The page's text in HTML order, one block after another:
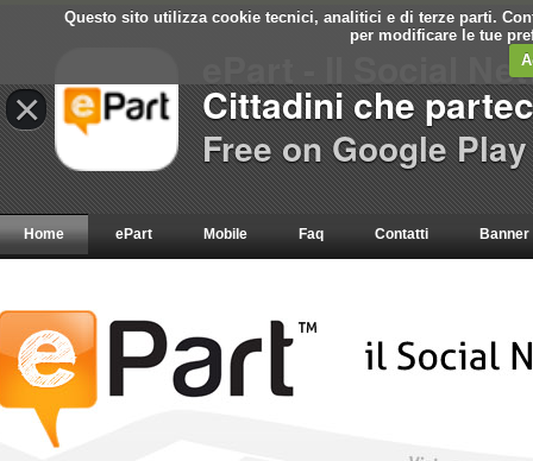
Questo sito utilizza cookie tecnici, analitici e di terze parti.
per modificare le tue
Home ePart Mobile Faq Contatti Banner
×
ePart - Il Social
Cittadini che
Free on Google Play